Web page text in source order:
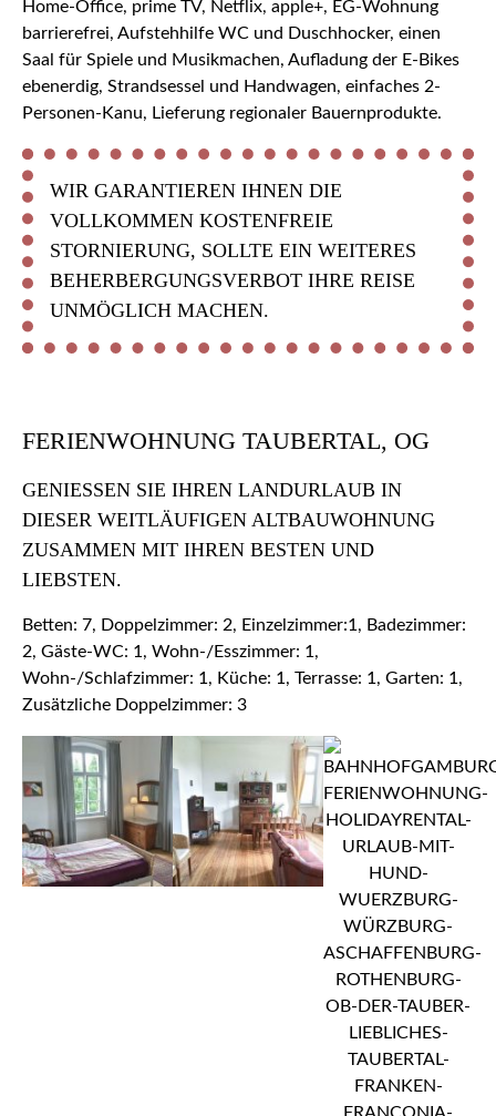
Home-Office, prime TV, Netflix, apple+, EG-Wohnung
barrierefrei, Aufstehhilfe WC und Duschhocker, einen
Saal für Spiele und Musikmachen, Aufladung der E-Bikes
ebenerdig, Strandsessel und Handwagen, einfaches 2-
Personen-Kanu, Lieferung regionaler Bauernprodukte.
WIR GARANTIEREN IHNEN DIE
VOLLKOMMEN KOSTENFREIE
STORNIERUNG, SOLLTE EIN WEITERES
BEHERBERGUNGSVERBOT IHRE REISE
UNMÖGLICH MACHEN.
FERIENWOHNUNG TAUBERTAL, OG
GENIESSEN SIE IHREN LANDURLAUB IN D
IESER WEITLÄUFIGEN ALTBAUWOHNUNG Z
USAMMEN MIT IHREN BESTEN UND L
IEBSTEN.
Betten: 7, Doppelzimmer: 2, Einzelzimmer:1, Badezimmer:
2, Gäste-WC: 1, Wohn-/Esszimmer: 1,
Wohn-/Schlafzimmer: 1, Küche: 1, Terrasse: 1, Garten: 1,
Zusätzliche Doppelzimmer: 3